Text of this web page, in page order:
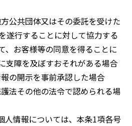
公共団体又はその委託を受けた
遂行することに対して協力する
、お客様等の同意を得ることに
支障を及ぼすおそれがある場合
の開示を事前承認した場合
法その他の法令で認められる場
人情報については、本条1項各号